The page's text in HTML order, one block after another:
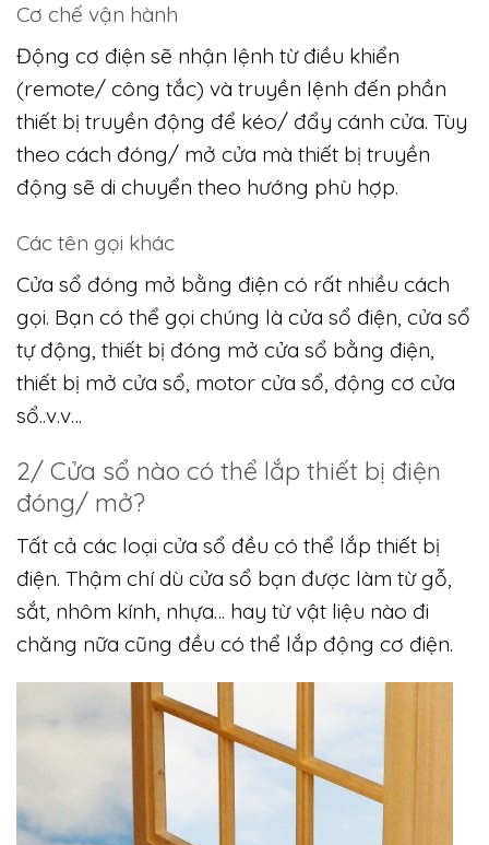
Cơ chế vận hành
Động cơ điện sẽ nhận lệnh từ điều khiển
(remote/ công tắc) và truyền lệnh đến phần
thiết bị truyền động để kéo/ đẩy cánh cửa. Tùy
theo cách đóng/ mở cửa mà thiết bị truyền
động sẽ di chuyển theo hướng phù hợp.
Các tên gọi khác
Cửa sổ đóng mở bằng điện có rất nhiều cách
gọi. Bạn có thể gọi chúng là cửa sổ điện, cửa sổ
tự động, thiết bị đóng mở cửa sổ bằng điện,
thiết bị mở cửa sổ, motor cửa sổ, động cơ cửa
sổ..v.v…
2/ Cửa sổ nào có thể lắp thiết bị điện
đóng/ mở?
Tất cả các loại cửa sổ đều có thể lắp thiết bị
điện. Thậm chí dù cửa sổ bạn được làm từ gỗ,
sắt, nhôm kính, nhựa… hay từ vật liệu nào đi
chăng nữa cũng đều có thể lắp động cơ điện.